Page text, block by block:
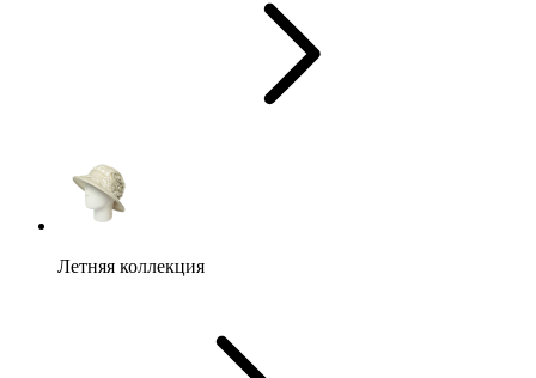
Летняя коллекция